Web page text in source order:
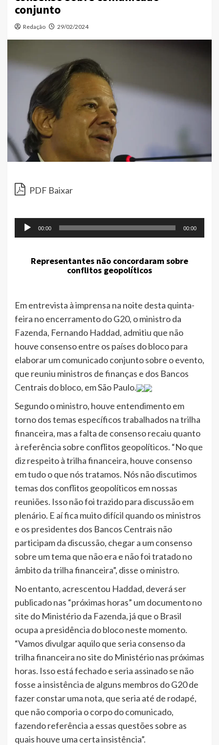
conjunto
Redação 29/02/2024
PDF Baixar
00:00 00:00
Representantes não concordaram sobre
conflitos geopolíticos
Em entrevista à imprensa na noite desta quinta-
feira no encerramento do G20, o ministro da
Fazenda, Fernando Haddad, admitiu que não
houve consenso entre os países do bloco para
elaborar um comunicado conjunto sobre o evento,
que reuniu ministros de finanças e dos Bancos
Centrais do bloco, em São Paulo.
Segundo o ministro, houve entendimento em
torno dos temas específicos trabalhados na trilha
financeira, mas a falta de consenso recaiu quanto
à referência sobre conflitos geopolíticos. “No que
diz respeito à trilha financeira, houve consenso
em tudo o que nós tratamos. Nós não discutimos
temas dos conflitos geopolíticos em nossas
reuniões. Isso não foi trazido para discussão em
plenário. E aí fica muito difícil quando os ministros
e os presidentes dos Bancos Centrais não
participam da discussão, chegar a um consenso
sobre um tema que não era e não foi tratado no
âmbito da trilha financeira”, disse o ministro.
No entanto, acrescentou Haddad, deverá ser
publicado nas “próximas horas” um documento no
site do Ministério da Fazenda, já que o Brasil
ocupa a presidência do bloco neste momento.
“Vamos divulgar aquilo que seria consenso da
trilha financeira no site do Ministério nas próximas
horas. Isso está fechado e seria assinado se não
fosse a insistência de alguns membros do G20 de
fazer constar uma nota, que seria até de rodapé,
que não comporia o corpo do comunicado,
fazendo referência a essas questões sobre as
quais houve uma certa insistência”.